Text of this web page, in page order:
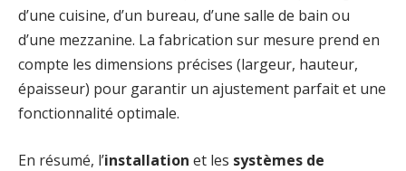
d’une cuisine, d’un bureau, d’une salle de bain ou
d’une mezzanine. La fabrication sur mesure prend en
compte les dimensions précises (largeur, hauteur,
épaisseur) pour garantir un ajustement parfait et une
fonctionnalité optimale.
En résumé, l’installation et les systèmes de